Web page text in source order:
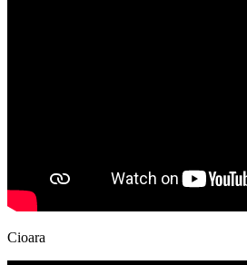
Cioara